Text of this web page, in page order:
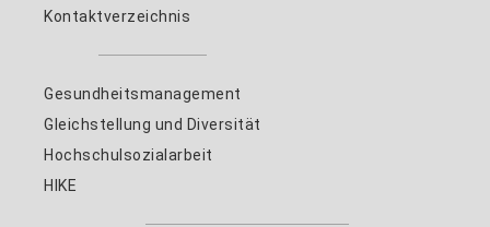
Kontaktverzeichnis
Gesundheitsmanagement
Gleichstellung und Diversität
Hochschulsozialarbeit
HIKE